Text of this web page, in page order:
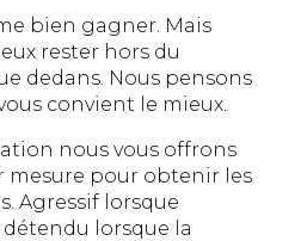
bien gagner. Mais
rester hors du
dedans. Nous pensons
convient le mieux.
nous vous offrons
mesure pour obtenir les
Agressif lorsque
lorsque la